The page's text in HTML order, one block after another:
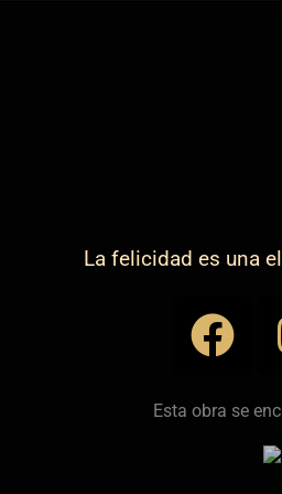
La felicidad es una
F
a
c
Esta obra se